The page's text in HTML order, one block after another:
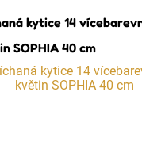
kytice 14
SOPHIA 40 cm